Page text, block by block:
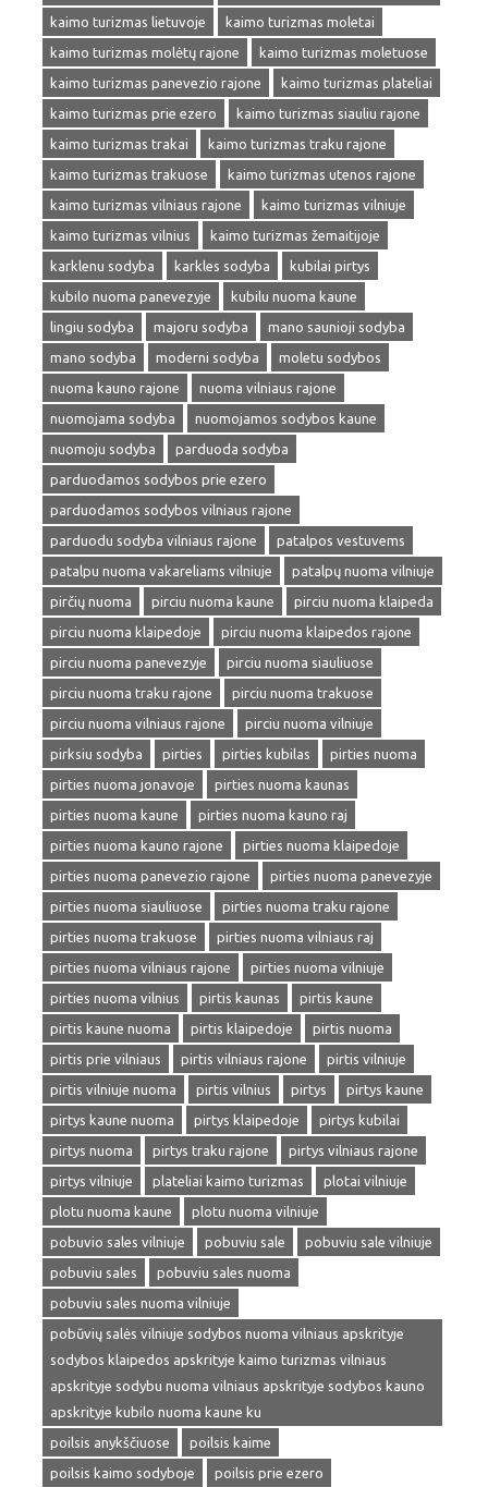
kaimo turizmas lietuvoje
kaimo turizmas moletai
kaimo turizmas molėtų rajone
kaimo turizmas moletuose
kaimo turizmas panevezio rajone
kaimo turizmas plateliai
kaimo turizmas prie ezero
kaimo turizmas siauliu rajone
kaimo turizmas trakai
kaimo turizmas traku rajone
kaimo turizmas trakuose
kaimo turizmas utenos rajone
kaimo turizmas vilniaus rajone
kaimo turizmas vilniuje
kaimo turizmas vilnius
kaimo turizmas žemaitijoje
karklenu sodyba
karkles sodyba
kubilai pirtys
kubilo nuoma panevezyje
kubilu nuoma kaune
lingiu sodyba
majoru sodyba
mano saunioji sodyba
mano sodyba
moderni sodyba
moletu sodybos
nuoma kauno rajone
nuoma vilniaus rajone
nuomojama sodyba
nuomojamos sodybos kaune
nuomoju sodyba
parduoda sodyba
parduodamos sodybos prie ezero
parduodamos sodybos vilniaus rajone
parduodu sodyba vilniaus rajone
patalpos vestuvems
patalpu nuoma vakareliams vilniuje
patalpų nuoma vilniuje
pirčių nuoma
pirciu nuoma kaune
pirciu nuoma klaipeda
pirciu nuoma klaipedoje
pirciu nuoma klaipedos rajone
pirciu nuoma panevezyje
pirciu nuoma siauliuose
pirciu nuoma traku rajone
pirciu nuoma trakuose
pirciu nuoma vilniaus rajone
pirciu nuoma vilniuje
pirksiu sodyba
pirties pirties kubilas
pirties nuoma
pirties nuoma jonavoje
pirties nuoma kaunas
pirties nuoma kaune
pirties nuoma kauno raj
pirties nuoma kauno rajone
pirties nuoma klaipedoje
pirties nuoma panevezio rajone
pirties nuoma panevezyje
pirties nuoma siauliuose
pirties nuoma traku rajone
pirties nuoma trakuose
pirties nuoma vilniaus raj
pirties nuoma vilniaus rajone
pirties nuoma vilniuje
pirties nuoma vilnius
pirtis kaunas
pirtis kaune
pirtis kaune nuoma
pirtis klaipedoje
pirtis nuoma
pirtis prie vilniaus
pirtis vilniaus rajone
pirtis vilniuje
pirtis vilniuje nuoma
pirtis vilnius pirtys
pirtys kaune
pirtys kaune nuoma
pirtys klaipedoje
pirtys kubilai
pirtys nuoma
pirtys traku rajone
pirtys vilniaus rajone
pirtys vilniuje
plateliai kaimo turizmas
plotai vilniuje
plotu nuoma kaune
plotu nuoma vilniuje
pobuvio sales vilniuje
pobuviu sale
pobuviu sale vilniuje
pobuviu sales
pobuviu sales nuoma
pobuviu sales nuoma vilniuje
pobūvių salės vilniuje sodybos nuoma vilniaus apskrityje
sodybos klaipedos apskrityje kaimo turizmas vilniaus
apskrityje sodybu nuoma vilniaus apskrityje sodybos kauno
apskrityje kubilo nuoma kaune ku
poilsis anykščiuose
poilsis kaime
poilsis kaimo sodyboje
poilsis prie ezero